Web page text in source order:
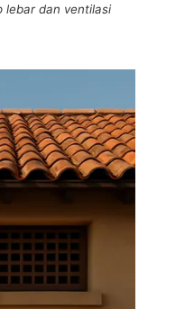
lebar dan ventilasi